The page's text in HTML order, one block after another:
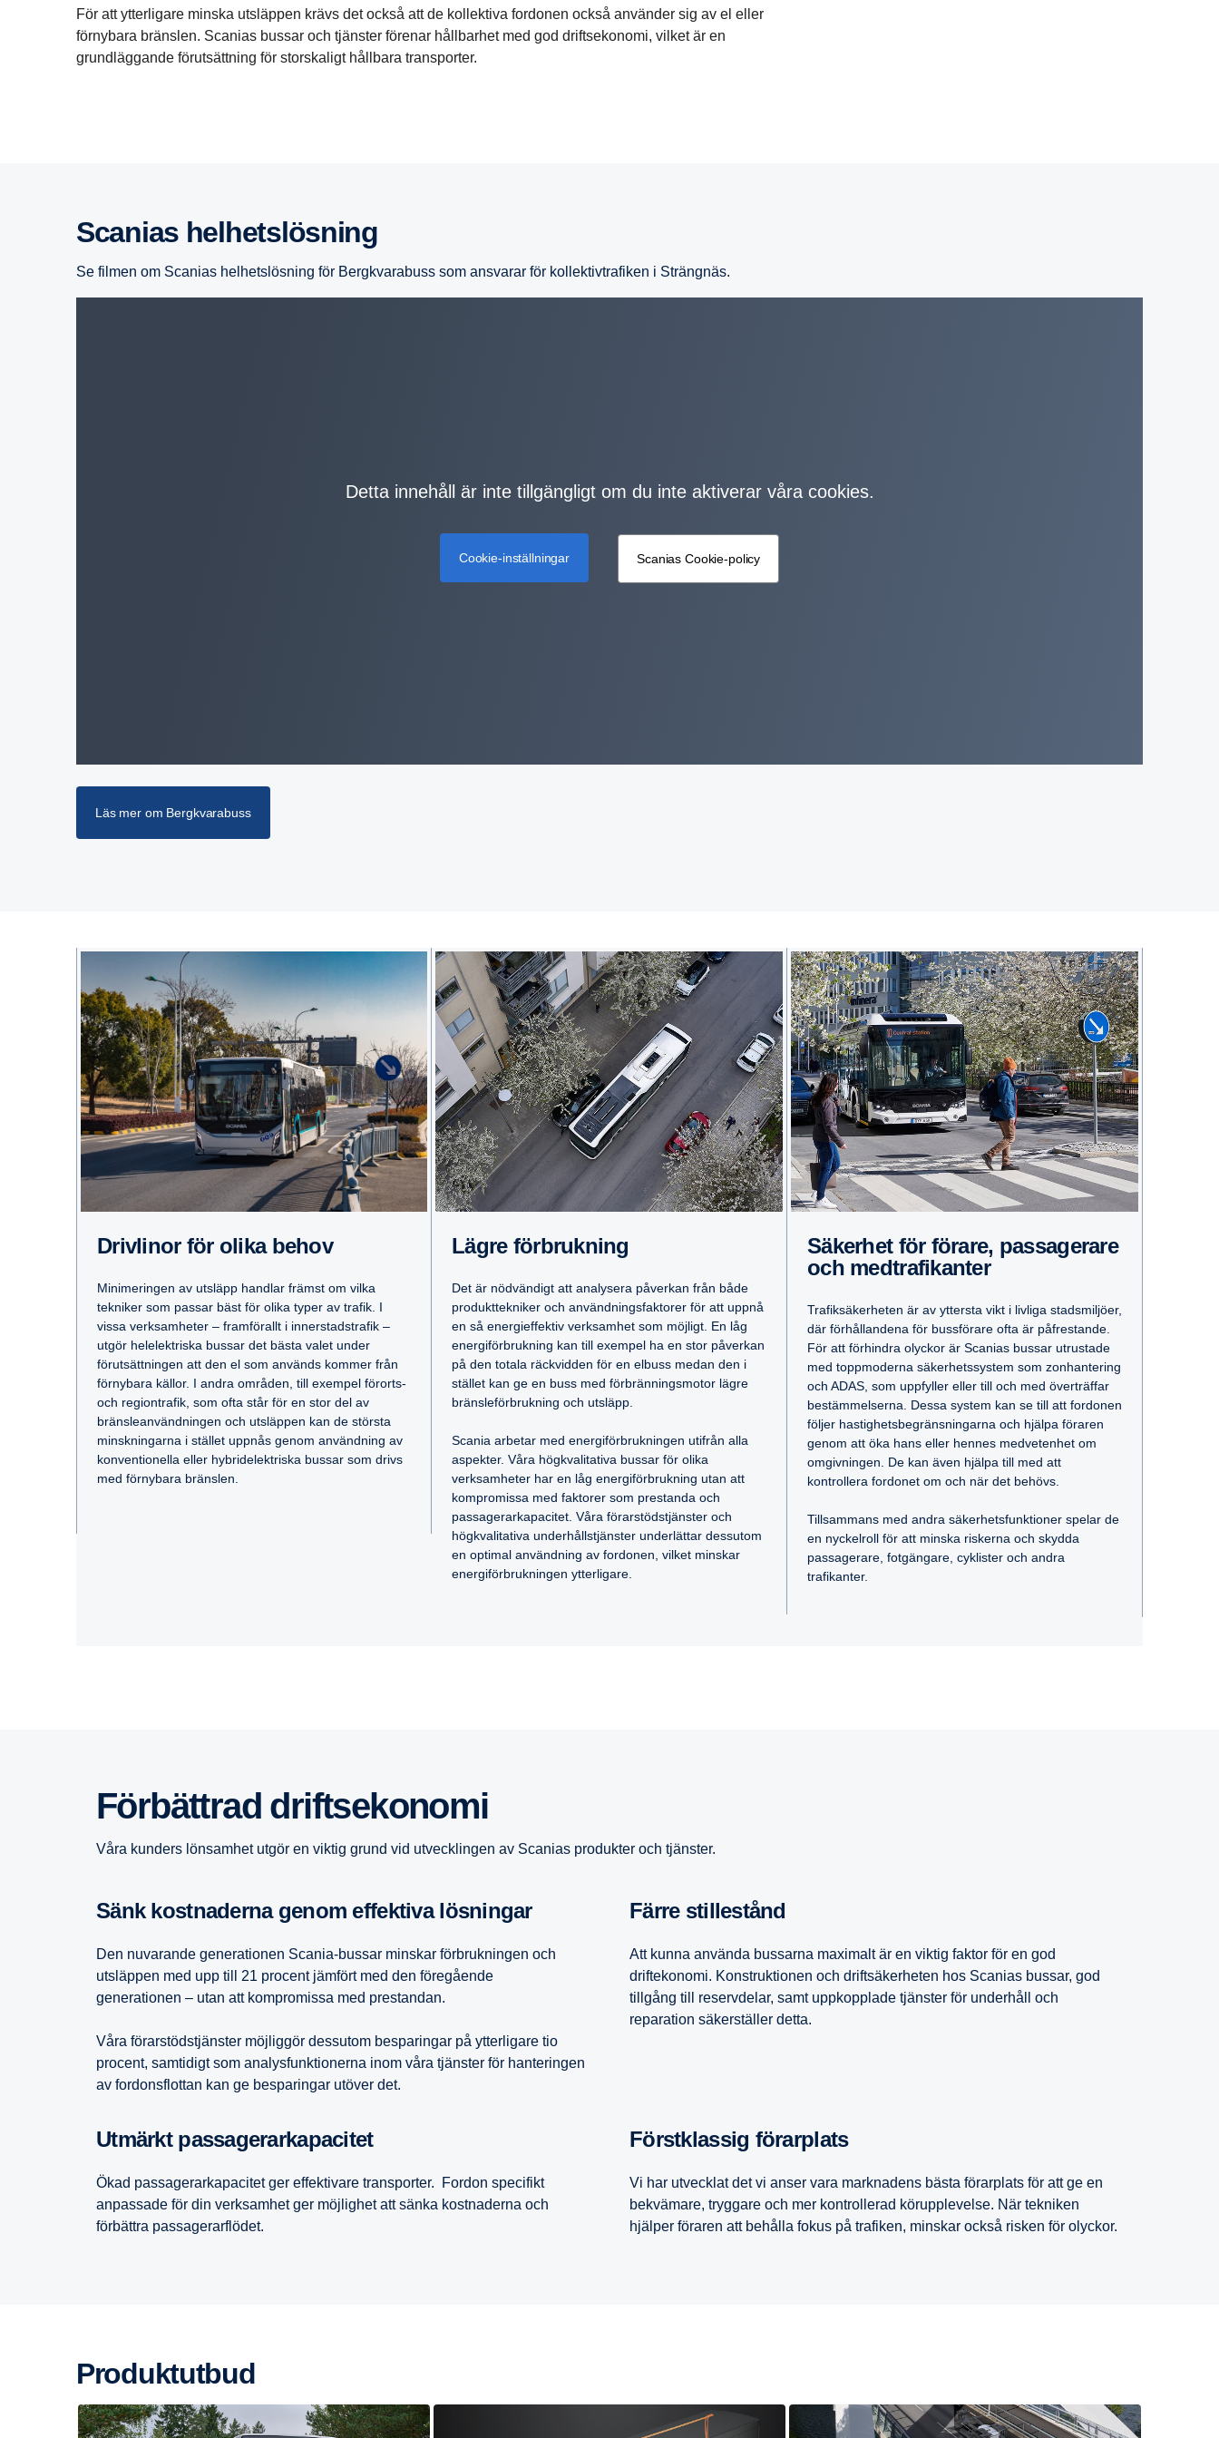
För att ytterligare minska utsläppen krävs det också att de kollektiva fordonen också använder sig av el eller
förnybara bränslen. Scanias bussar och tjänster förenar hållbarhet med god driftsekonomi, vilket är en
grundläggande förutsättning för storskaligt hållbara transporter.
Scanias helhets­lös­ning
Se filmen om Scanias helhetslösning för Bergkvarabuss som ansvarar för kollektivtrafiken i Strängnäs.
Detta innehåll är inte tillgängligt om du inte aktiverar våra cookies.
Cookie-inställningar Scanias Cookie-policy
Läs mer om Bergkvarabuss
Drivlinor för olika behov
Minimeringen av utsläpp handlar främst om vilka
tekniker som passar bäst för olika typer av trafik. I
vissa verksamheter – framförallt i innerstadstrafik –
utgör helelektriska bussar det bästa valet under
förutsättningen att den el som används kommer från
förnybara källor. I andra områden, till exempel förorts-
och regiontrafik, som ofta står för en stor del av
bränsleanvändningen och utsläppen kan de största
minskningarna i stället uppnås genom användning av
konventionella eller hybridelektriska bussar som drivs
med förnybara bränslen.
Lägre förbruk­ning
Det är nödvändigt att analysera påverkan från både
produkttekniker och användningsfaktorer för att uppnå
en så energieffektiv verksamhet som möjligt. En låg
energiförbrukning kan till exempel ha en stor påverkan
på den totala räckvidden för en elbuss medan den i
stället kan ge en buss med förbränningsmotor lägre
bränsleförbrukning och utsläpp.
Scania arbetar med energiförbrukningen utifrån alla
aspekter. Våra högkvalitativa bussar för olika
verksamheter har en låg energiförbrukning utan att
kompromissa med faktorer som prestanda och
passagerarkapacitet. Våra förarstödstjänster och
högkvalitativa underhållstjänster underlättar dessutom
en optimal användning av fordonen, vilket minskar
energiförbrukningen ytterligare.
Säkerhet för förare, passa­ge­rare
och medtra­fi­kanter
Trafiksäkerheten är av yttersta vikt i livliga stadsmiljöer,
där förhållandena för bussförare ofta är påfrestande.
För att förhindra olyckor är Scanias bussar utrustade
med toppmoderna säkerhetssystem som zonhantering
och ADAS, som uppfyller eller till och med överträffar
bestämmelserna. Dessa system kan se till att fordonen
följer hastighetsbegränsningarna och hjälpa föraren
genom att öka hans eller hennes medvetenhet om
omgivningen. De kan även hjälpa till med att
kontrollera fordonet om och när det behövs.
Tillsammans med andra säkerhetsfunktioner spelar de
en nyckelroll för att minska riskerna och skydda
passagerare, fotgängare, cyklister och andra
trafikanter.
Förbättrad drift­se­ko­nomi
Våra kunders lönsamhet utgör en viktig grund vid utvecklingen av Scanias produkter och tjänster.
Sänk kostna­derna genom effek­tiva lösningar
Den nuvarande generationen Scania-bussar minskar förbrukningen och
utsläppen med upp till 21 procent jämfört med den föregående
generationen – utan att kompromissa med prestandan.
Våra förarstödstjänster möjliggör dessutom besparingar på ytterligare tio
procent, samtidigt som analysfunktionerna inom våra tjänster för hanteringen
av fordonsflottan kan ge besparingar utöver det.
Färre stille­stånd
Att kunna använda bussarna maximalt är en viktig faktor för en god
driftekonomi. Konstruktionen och driftsäkerheten hos Scanias bussar, god
tillgång till reservdelar, samt uppkopplade tjänster för underhåll och
reparation säkerställer detta.
Utmärkt passa­ge­rar­ka­pa­citet
Ökad passagerarkapacitet ger effektivare transporter. Fordon specifikt
anpassade för din verksamhet ger möjlighet att sänka kostnaderna och
förbättra passagerarflödet.
Först­klassig förar­plats
Vi har utvecklat det vi anser vara marknadens bästa förarplats för att ge en
bekvämare, tryggare och mer kontrollerad körupplevelse. När tekniken
hjälper föraren att behålla fokus på trafiken, minskar också risken för olyckor.
Produkt­utbud